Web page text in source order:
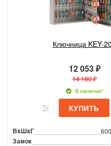
Ключница KEY-
12 053 ₽
14 180 ₽
В наличии*
ВxШxГ
Замок